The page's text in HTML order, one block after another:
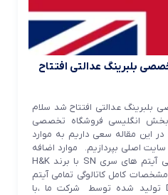
بلبرینگ عدالتی افتتاح
عدالتی افتتاح شد سلام
بخش انگلیسی فروشگاه تخصصی
در این مقاله سعی داریم به موارد
اصلی بپردازیم. موارد اضافه
شده به بخش انگلیسی تمامی آیتم های سری SN با برند H&K
کامل کاتالوگی تمامی آیتم
های سری UCP با برند DKFL تولید شده توسط شرکت ما ،با